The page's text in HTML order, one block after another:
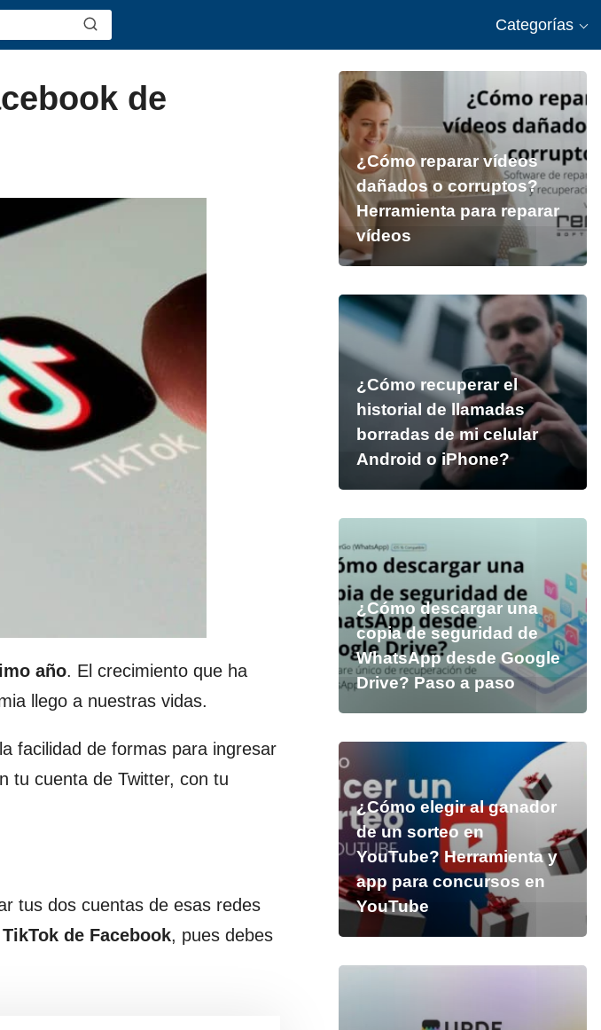
Categorías
de
año. El crecimiento que ha
llego a nuestras vidas.
facilidad de formas para ingresar
tu cuenta de Twitter, con tu
tus dos cuentas de esas redes
de Facebook, pues debes
¿Cómo reparar vídeos
dañados o corruptos?
Herramienta para reparar
vídeos
¿Cómo recuperar el
historial de llamadas
borradas de mi celular
Android o iPhone?
¿Cómo descargar una
copia de seguridad de
WhatsApp desde Google
Drive? Paso a paso
¿Cómo elegir al ganador
de un sorteo en
YouTube? Herramienta y
app para concursos en
YouTube